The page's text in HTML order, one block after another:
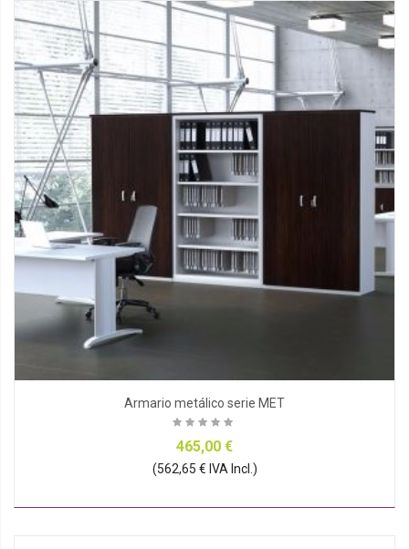
Armario metálico serie MET
465,00 €
(562,65 € IVA Incl.)